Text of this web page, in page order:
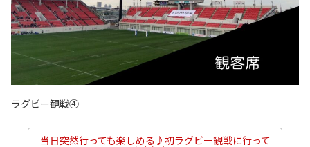
ラグビー観戦④
当日突然行っても楽しめる♪初ラグビー観戦に行って